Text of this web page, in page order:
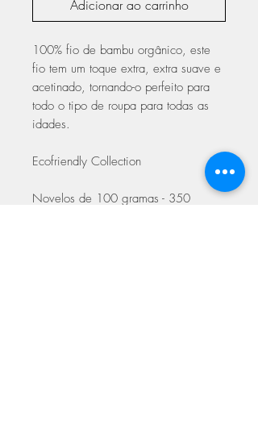
Adicionar ao carrinho
100% fio de bambu orgânico, este
fio tem um toque extra, extra suave e
acetinado, tornando-o perfeito para
todo o tipo de roupa para todas as
idades.
Ecofriendly Collection
Novelos de 100 gramas - 350